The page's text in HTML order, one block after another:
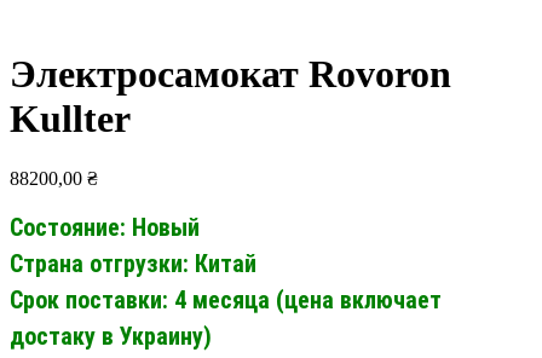
Электросамокат Rovoron
Kullter
88200,00 ₴
Состояние: Новый
Страна отгрузки: Китай
Срок поставки: 4 месяца (цена включает
достаку в Украину)